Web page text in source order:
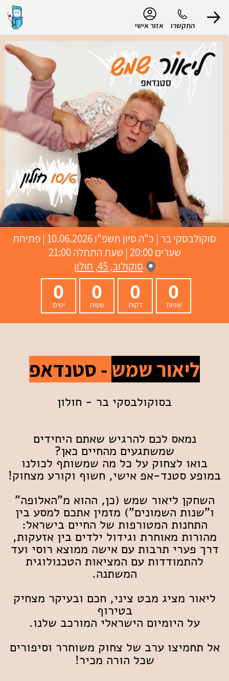
התקשרו אזור אישי
התנתק
סוקולבסקי בר | כ"ה סיון תשפ"ו
10.06.2026 | פתיחת
שערים 20:00 | שעת התחלה 21:00
סוקולוב, 45, חולון
0
שניות
0
דקות
0
שעות
0
ימים
ליאור שמש- סטנדאפ
בסוקולבסקי בר - חולון
נמאס לכם להרגיש שאתם היחידים
שמשתגעים מהחיים כאן?
בואו לצחוק על כל מה שמשותף לכולנו
במופע סטנד-אפ אישי, חשוף וקורע מצחוק!
השחקן ליאור שמש (כן, ההוא מ"האלופה"
ו"שנות השמונים") מזמין אתכם למסע בין
התחנות המטורפות של החיים בישראל:
מהורות מאוחרת וגידול ילדים בין אזעקות,
דרך פערי תרבות עם אישה ממוצא רוסי ועד
להתמודדות עם המציאות הטכנולוגית
המשתנה.
ליאור מציג מבט ציני, חכם ובעיקר מצחיק
בטירוף
על היומיום הישראלי המורכב שלנו.
אל תחמיצו ערב של צחוק משוחרר וסיפורים
שכל הורה מכיר!